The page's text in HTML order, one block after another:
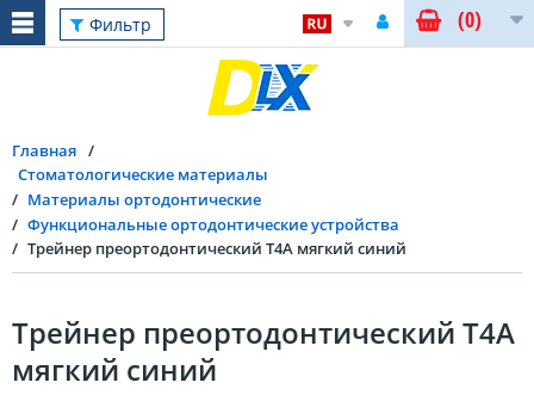
Фильтр (0)
Главная
Стоматологические материалы
Материалы ортодонтические
Функциональные ортодонтические устройства
Трейнер преортодонтический Т4А мягкий синий
Трейнер преортодонтический Т4А
мягкий синий